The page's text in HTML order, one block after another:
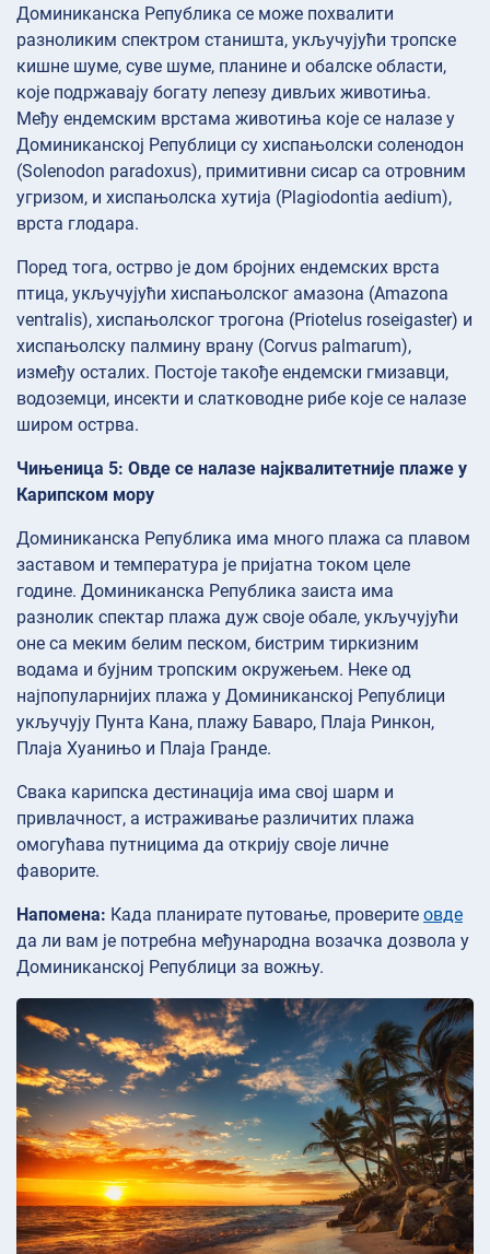
Доминиканска Република се може похвалити
разноликим спектром станишта, укључујући тропске
кишне шуме, суве шуме, планине и обалске области,
које подржавају богату лепезу дивљих животиња.
Међу ендемским врстама животиња које се налазе у
Доминиканској Републици су хиспањолски соленодон
(Solenodon paradoxus), примитивни сисар са отровним
угризом, и хиспањолска хутија (Plagiodontia aedium),
врста глодара.
Поред тога, острво је дом бројних ендемских врста
птица, укључујући хиспањолског амазона (Amazona
ventralis), хиспањолског трогона (Priotelus roseigaster) и
хиспањолску палмину врану (Corvus palmarum),
између осталих. Постоје такође ендемски гмизавци,
водоземци, инсекти и слатководне рибе које се налазе
широм острва.
Чињеница 5: Овде се налазе најквалитетније плаже у
Карипском мору
Доминиканска Република има много плажа са плавом
заставом и температура је пријатна током целе
године. Доминиканска Република заиста има
разнолик спектар плажа дуж своје обале, укључујући
оне са меким белим песком, бистрим тиркизним
водама и бујним тропским окружењем. Неке од
најпопуларнијих плажа у Доминиканској Републици
укључују Пунта Кана, плажу Баваро, Плаја Ринкон,
Плаја Хуанињо и Плаја Гранде.
Свака карипска дестинација има свој шарм и
привлачност, а истраживање различитих плажа
омогућава путницима да открију своје личне
фаворите.
Напомена: Када планирате путовање, проверите овде
да ли вам је потребна међународна возачка дозвола у
Доминиканској Републици за вожњу.